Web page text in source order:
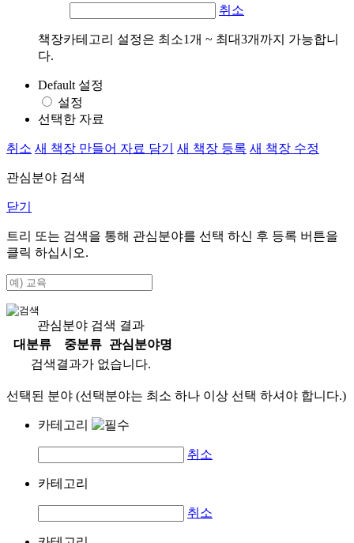
취소
책장카테고리 설정은 최소1개 ~ 최대3개까지 가능합니
다.
Default 설정
설정
선택한 자료
취소 새 책장 만들어 자료 담기 새 책장 등록 새 책장 수정
관심분야 검색
닫기
트리 또는 검색을 통해 관심분야를 선택 하신 후 등록 버튼을
클릭 하십시오.
관심분야 검색 결과
대분류
중분류
관심분야명
검색결과가 없습니다.
선택된 분야 (선택분야는 최소 하나 이상 선택 하셔야 합니다.)
카테고리
취소
카테고리
취소